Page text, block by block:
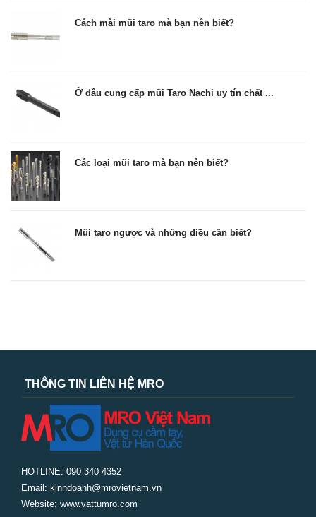
Cách mài mũi taro mà bạn nên biết?
Ở đâu cung cấp mũi Taro Nachi uy tín chất ...
Các loại mũi taro mà bạn nên biết?
Mũi taro ngược và những điều cần biết?
THÔNG TIN LIÊN HỆ MRO
HOTLINE: 090 340 4352
Email: kinhdoanh@mrovietnam.vn
Website: www.vattumro.com